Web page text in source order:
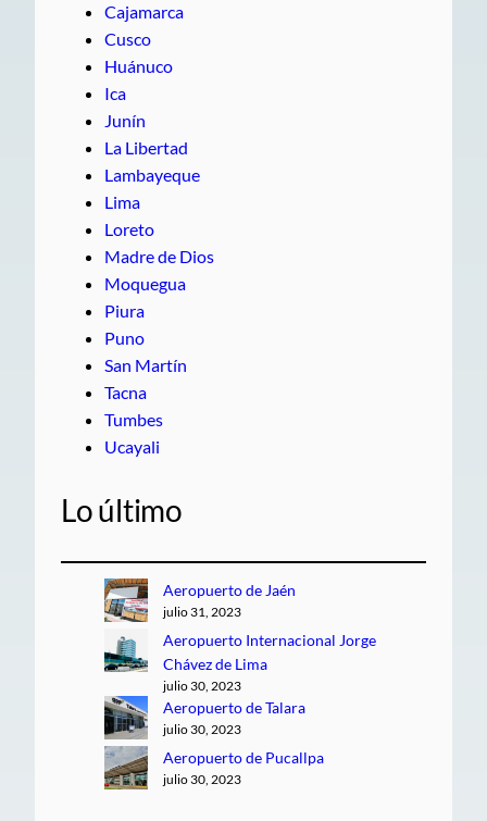
Cajamarca
Cusco
Huánuco
Ica
Junín
La Libertad
Lambayeque
Lima
Loreto
Madre de Dios
Moquegua
Piura
Puno
San Martín
Tacna
Tumbes
Ucayali
Lo último
Aeropuerto de Jaén
julio 31, 2023
Aeropuerto Internacional Jorge
Chávez de Lima
julio 30, 2023
Aeropuerto de Talara
julio 30, 2023
Aeropuerto de Pucallpa
julio 30, 2023